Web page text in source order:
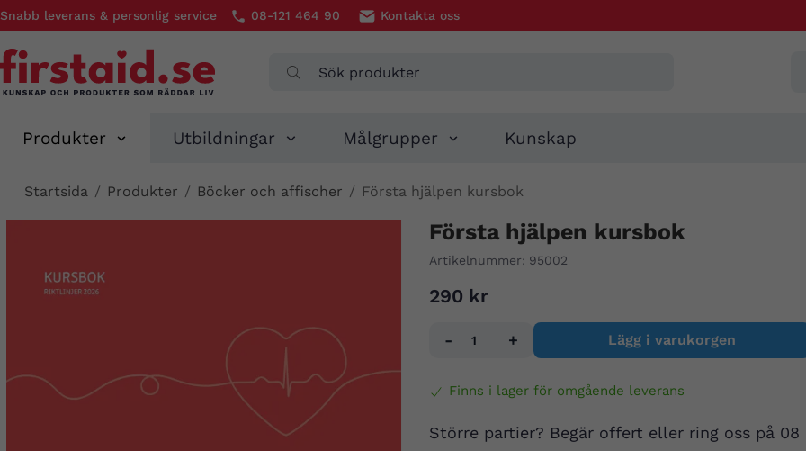
Snabb leverans & personlig service 08-121 464 90 Kontakta oss
Produkter Utbildningar Målgrupper Kunskap
Startsida / Produkter / Böcker och affischer / Första hjälpen kursbok
Första hjälpen kursbok
Artikelnummer: 95002
290 kr
- + Lägg i varukorgen
Finns i lager för omgående leverans
Större partier? Begär offert eller ring oss på 08